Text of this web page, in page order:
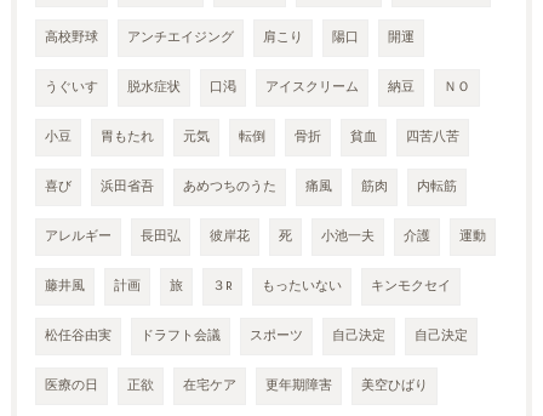
高校野球 アンチエイジング 肩こり 陽口 開運
うぐいす 脱水症状 口渇 アイスクリーム 納豆 ＮＯ
小豆 胃もたれ 元気 転倒 骨折 貧血 四苦八苦
喜び 浜田省吾 あめつちのうた 痛風 筋肉 内転筋
アレルギー 長田弘 彼岸花 死 小池一夫 介護 運動
藤井風 計画 旅 ３R もったいない キンモクセイ
松任谷由実 ドラフト会議 スポーツ 自己決定 自己決定
医療の日 正欲 在宅ケア 更年期障害 美空ひばり